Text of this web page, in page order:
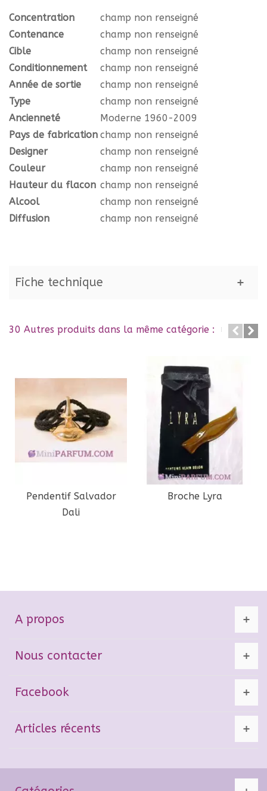
Concentration
champ non renseigné
Contenance
champ non renseigné
Cible
champ non renseigné
Conditionnement
champ non renseigné
Année de sortie
champ non renseigné
Type
champ non renseigné
Ancienneté
Moderne 1960-2009
Pays de fabrication champ non renseigné
Designer
champ non renseigné
Couleur
champ non renseigné
Hauteur du flacon champ non renseigné
Alcool
champ non renseigné
Diffusion
champ non renseigné
Fiche technique
30 Autres produits dans la même catégorie :
Pendentif Salvador
Dali
Broche Lyra
A propos
Nous contacter
Facebook
Articles récents